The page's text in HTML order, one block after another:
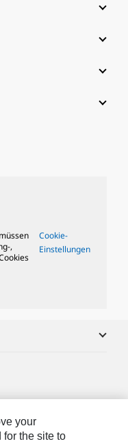
,
Cookie-
Einstellungen
your
the site to